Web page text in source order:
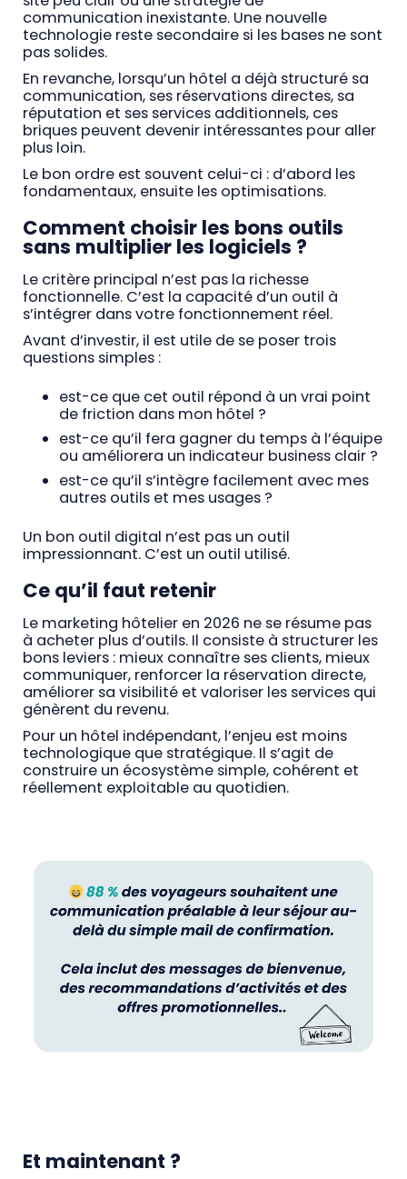
communication inexistante. Une nouvelle
technologie reste secondaire si les bases ne sont
pas solides.
En revanche, lorsqu’un hôtel a déjà structuré sa
communication, ses réservations directes, sa
réputation et ses services additionnels, ces
briques peuvent devenir intéressantes pour aller
plus loin.
Le bon ordre est souvent celui-ci : d’abord les
fondamentaux, ensuite les optimisations.
Comment choisir les bons outils
sans multiplier les logiciels ?
Le critère principal n’est pas la richesse
fonctionnelle. C’est la capacité d’un outil à
s’intégrer dans votre fonctionnement réel.
Avant d’investir, il est utile de se poser trois
questions simples :
est-ce que cet outil répond à un vrai point
de friction dans mon hôtel ?
est-ce qu’il fera gagner du temps à l’équipe
ou améliorera un indicateur business clair ?
est-ce qu’il s’intègre facilement avec mes
autres outils et mes usages ?
Un bon outil digital n’est pas un outil
impressionnant. C’est un outil utilisé.
Ce qu’il faut retenir
Le marketing hôtelier en 2026 ne se résume pas
à acheter plus d’outils. Il consiste à structurer les
bons leviers : mieux connaître ses clients, mieux
communiquer, renforcer la réservation directe,
améliorer sa visibilité et valoriser les services qui
génèrent du revenu.
Pour un hôtel indépendant, l’enjeu est moins
technologique que stratégique. Il s’agit de
construire un écosystème simple, cohérent et
réellement exploitable au quotidien.
Et maintenant ?